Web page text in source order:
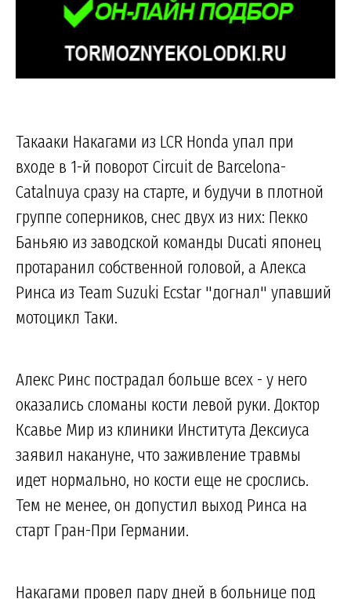
Такааки Накагами из LCR Honda упал при
входе в 1-й поворот Circuit de Barcelona-
Catalnuya сразу на старте, и будучи в плотной
группе соперников, снес двух из них: Пекко
Баньяю из заводской команды Ducati японец
протаранил собственной головой, а Алекса
Ринса из Team Suzuki Ecstar "догнал" упавший
мотоцикл Таки.
Алекс Ринс пострадал больше всех - у него
оказались сломаны кости левой руки. Доктор
Ксавье Мир из клиники Института Дексиуса
заявил накануне, что заживление травмы
идет нормально, но кости еще не срослись.
Тем не менее, он допустил выход Ринса на
старт Гран-При Германии.
Накагами провел пару дней в больнице под